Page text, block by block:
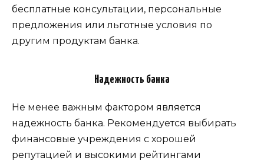
бесплатные консультации, персональные
предложения или льготные условия по
другим продуктам банка.
Надежность банка
Не менее важным фактором является
надежность банка. Рекомендуется выбирать
финансовые учреждения с хорошей
репутацией и высокими рейтингами